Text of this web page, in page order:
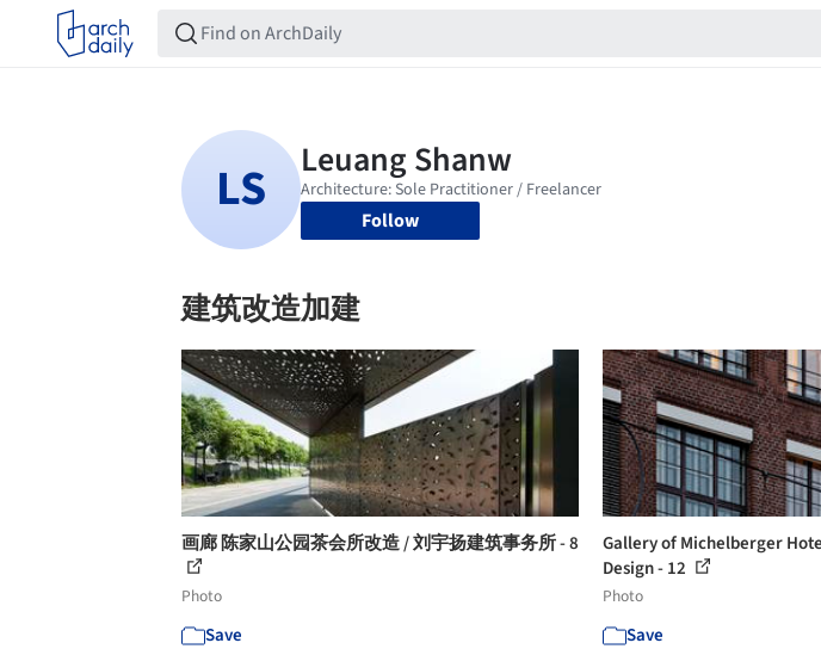
Follow
建筑改造加建
画廊 陈家山公园茶会所改造 / 刘宇扬建筑事务所 - 8
Photo
Save
Gallery of Michelberger
Design - 12
Photo
Save